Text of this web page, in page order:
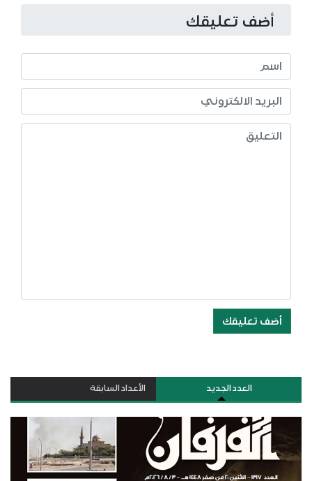
أضف تعليقك
أضف تعليقك
العدد الجديد الأعداد السابقة